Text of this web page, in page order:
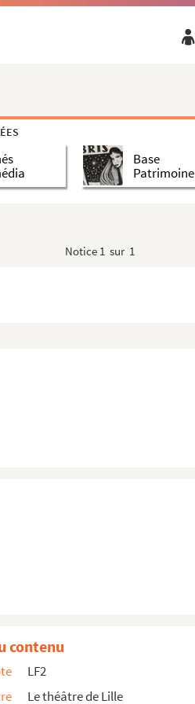
Base
Patrimoine
Notice 1 sur 1
contenu
LF2
Le théâtre de Lille